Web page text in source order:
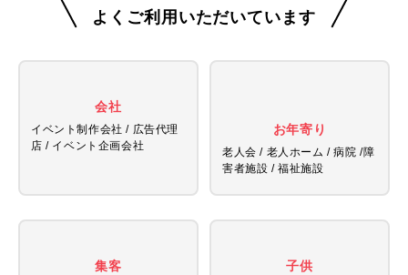
よくご利用いただいています
会社
イベント制作会社 / 広告代理
店 / イベント企画会社
お年寄り
老人会 / 老人ホーム / 病院 /障
害者施設 / 福祉施設
集客 子供